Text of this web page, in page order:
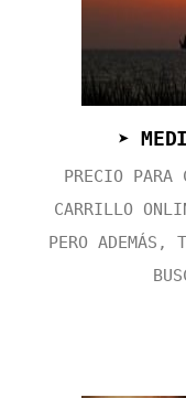
➤
PRECIO PARA
CARRILLO
PERO ADEMÁS,